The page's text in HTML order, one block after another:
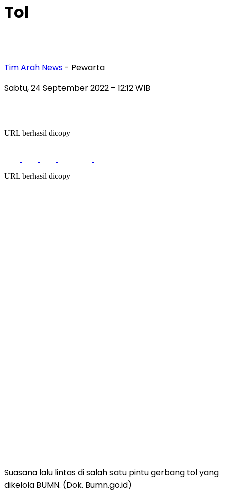
Tol
Tim Arah News - Pewarta
Sabtu, 24 September 2022 - 12:12 WIB
URL berhasil dicopy
URL berhasil dicopy
Suasana lalu lintas di salah satu pintu gerbang tol yang
dikelola BUMN. (Dok. Bumn.go.id)